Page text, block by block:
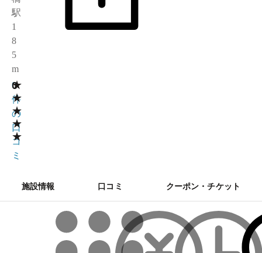
駅
1
8
5
m
★
★
★
★
★
0
0
件
の
口
コ
ミ
施設情報 口コミ クーポン・チケット